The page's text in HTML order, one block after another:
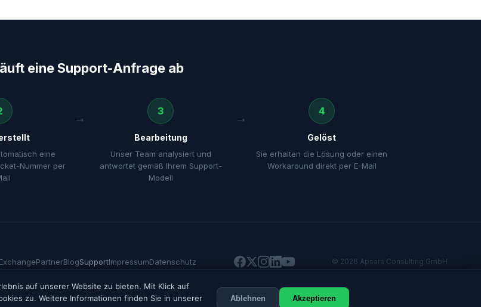
eine Support-Anfrage ab
eine
Nummer per
3
Bearbeitung
Unser Team analysiert und
antwortet gemäß Ihrem Support-
Modell
4
Gelöst
Sie erhalten die Lösung oder einen
Workaround direkt per E-Mail
PartnerBlogSupportImpressumDatenschutz © 2026 Apsara Consulting GmbH
Marken von Salesforce.com, Inc. Alle anderen genannten Produktnamen und
und dienen ausschließlich der sachlichen Beschreibung von Produktkategorien.
auf unserer Website zu bieten. Mit Klick auf
zu. Weitere Informationen finden Sie in unserer
Ablehnen Akzeptieren